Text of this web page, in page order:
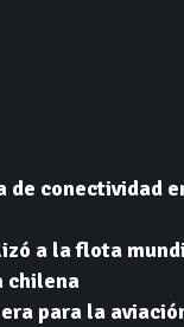
de conectividad
a la flota
chilena
para la